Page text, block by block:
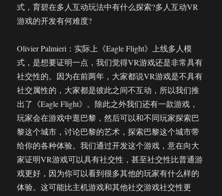
式，育碧在多人互动玩法中有什么探索?多人互动VR
游戏的开发有何难度?
Olivier Palmieri：实际上《Eagle Flight》上线多人模
式，是想要证明一点，我们觉得VR游戏还是非常具有
社交性的。因为在前两年，大家都说VR游戏是不具有
社交属性的，大家都是彼此之间不互动，所以我们推
出了《Eagle Flight》。除此之外我们还有一款游戏，
玩家会在游戏中逛巴黎，然后可以和不同玩家探索巴
黎这个城市，讨论巴黎的艺术，探索巴黎这个城市带
给你的各种体验。我们通过开发这个游戏，意在向大
家证明VR游戏可以具有社交性，甚至社交性比普通游
戏更好，因为你可以看到很多其他的玩家有什么样的
体验。这可能比主机游戏和其他社交游戏社交性更